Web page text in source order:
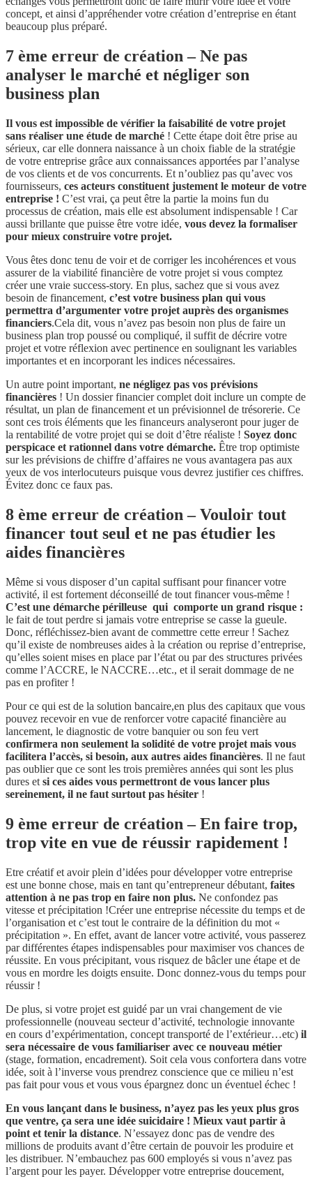
concept, et ainsi d’appréhender votre création d’entreprise en étant
beaucoup plus préparé.
7 ème erreur de création – Ne pas
analyser le marché et négliger son
business plan
Il vous est impossible de vérifier la faisabilité de votre projet
sans réaliser une étude de marché ! Cette étape doit être prise au
sérieux, car elle donnera naissance à un choix fiable de la stratégie
de votre entreprise grâce aux connaissances apportées par l’analyse
de vos clients et de vos concurrents. Et n’oubliez pas qu’avec vos
fournisseurs, ces acteurs constituent justement le moteur de votre
entreprise ! C’est vrai, ça peut être la partie la moins fun du
processus de création, mais elle est absolument indispensable ! Car
aussi brillante que puisse être votre idée, vous devez la formaliser
pour mieux construire votre projet.
Vous êtes donc tenu de voir et de corriger les incohérences et vous
assurer de la viabilité financière de votre projet si vous comptez
créer une vraie success-story. En plus, sachez que si vous avez
besoin de financement, c’est votre business plan qui vous
permettra d’argumenter votre projet auprès des organismes
financiers.Cela dit, vous n’avez pas besoin non plus de faire un
business plan trop poussé ou compliqué, il suffit de décrire votre
projet et votre réflexion avec pertinence en soulignant les variables
importantes et en incorporant les indices nécessaires.
Un autre point important, ne négligez pas vos prévisions
financières ! Un dossier financier complet doit inclure un compte de
résultat, un plan de financement et un prévisionnel de trésorerie. Ce
sont ces trois éléments que les financeurs analyseront pour juger de
la rentabilité de votre projet qui se doit d’être réaliste ! Soyez donc
perspicace et rationnel dans votre démarche. Être trop optimiste
sur les prévisions de chiffre d’affaires ne vous avantagera pas aux
yeux de vos interlocuteurs puisque vous devrez justifier ces chiffres.
Évitez donc ce faux pas.
8 ème erreur de création – Vouloir tout
financer tout seul et ne pas étudier les
aides financières
Même si vous disposer d’un capital suffisant pour financer votre
activité, il est fortement déconseillé de tout financer vous-même !
C’est une démarche périlleuse qui comporte un grand risque :
le fait de tout perdre si jamais votre entreprise se casse la gueule.
Donc, réfléchissez-bien avant de commettre cette erreur ! Sachez
qu’il existe de nombreuses aides à la création ou reprise d’entreprise,
qu’elles soient mises en place par l’état ou par des structures privées
comme l’ACCRE, le NACCRE…etc., et il serait dommage de ne
pas en profiter !
Pour ce qui est de la solution bancaire,en plus des capitaux que vous
pouvez recevoir en vue de renforcer votre capacité financière au
lancement, le diagnostic de votre banquier ou son feu vert
confirmera non seulement la solidité de votre projet mais vous
facilitera l’accès, si besoin, aux autres aides financières. Il ne faut
pas oublier que ce sont les trois premières années qui sont les plus
dures et si ces aides vous permettront de vous lancer plus
sereinement, il ne faut surtout pas hésiter !
9 ème erreur de création – En faire trop,
trop vite en vue de réussir rapidement !
Etre créatif et avoir plein d’idées pour développer votre entreprise
est une bonne chose, mais en tant qu’entrepreneur débutant, faites
attention à ne pas trop en faire non plus. Ne confondez pas
vitesse et précipitation !Créer une entreprise nécessite du temps et de
l’organisation et c’est tout le contraire de la définition du mot «
précipitation ». En effet, avant de lancer votre activité, vous passerez
par différentes étapes indispensables pour maximiser vos chances de
réussite. En vous précipitant, vous risquez de bâcler une étape et de
vous en mordre les doigts ensuite. Donc donnez-vous du temps pour
réussir !
De plus, si votre projet est guidé par un vrai changement de vie
professionnelle (nouveau secteur d’activité, technologie innovante
en cours d’expérimentation, concept transporté de l’extérieur…etc) il
sera nécessaire de vous familiariser avec ce nouveau métier
(stage, formation, encadrement). Soit cela vous confortera dans votre
idée, soit à l’inverse vous prendrez conscience que ce milieu n’est
pas fait pour vous et vous vous épargnez donc un éventuel échec !
En vous lançant dans le business, n’ayez pas les yeux plus gros
que ventre, ça sera une idée suicidaire ! Mieux vaut partir à
point et tenir la distance. N’essayez donc pas de vendre des
millions de produits avant d’être certain de pouvoir les produire et
les distribuer. N’embauchez pas 600 employés si vous n’avez pas
l’argent pour les payer. Développer votre entreprise doucement,